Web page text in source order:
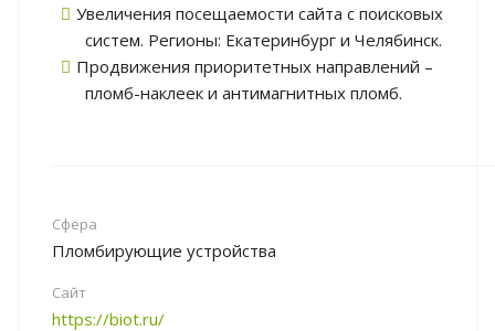
Увеличения посещаемости сайта с поисковых
систем. Регионы: Екатеринбург и Челябинск.
Продвижения приоритетных направлений –
пломб-наклеек и антимагнитных пломб.
Сфера
Пломбирующие устройства
Сайт
https://biot.ru/